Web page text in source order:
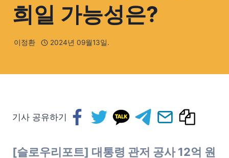
희일 가능성은?
이정환 2024년 09월13일.
기사 공유하기
[슬로우리포트] 대통령 관저 공사 12억 원